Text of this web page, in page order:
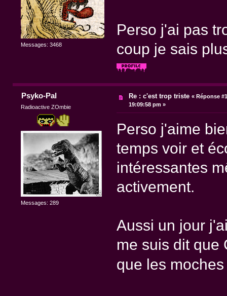
Messages: 3468
Perso j'ai pas
coup je sais
Psyko-Pal
Radioactive ZOmbie
Messages: 289
Re : c'est trop triste « Réponse
19:09:58 pm »
Perso j'aime
temps voir et
intéressantes
activement.
Aussi un jour
me suis dit que
que les